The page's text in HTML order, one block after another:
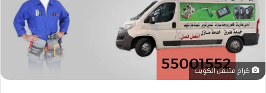
كراج متنقل الكويت